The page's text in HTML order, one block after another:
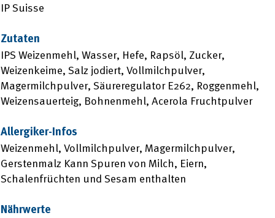
IP Suisse
Zutaten
IPS Weizenmehl, Wasser, Hefe, Rapsöl, Zucker,
Weizenkeime, Salz jodiert, Vollmilchpulver,
Magermilchpulver, Säureregulator E262, Roggenmehl,
Weizensauerteig, Bohnenmehl, Acerola Fruchtpulver
Allergiker-Infos
Weizenmehl, Vollmilchpulver, Magermilchpulver,
Gerstenmalz Kann Spuren von Milch, Eiern,
Schalenfrüchten und Sesam enthalten
Nährwerte